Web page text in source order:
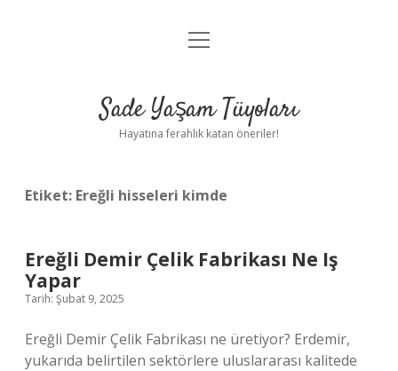
Anasayfa
Yasal Uyarı
menüyü
Sade Yaşam Tüyoları
Hayatına ferahlık katan öneriler!
Etiket: Ereğli hisseleri kimde
Ereğli Demir Çelik Fabrikası Ne Iş
Yapar
Tarih: Şubat 9, 2025
Ereğli Demir Çelik Fabrikası ne üretiyor? Erdemir,
yukarıda belirtilen sektörlere uluslararası kalitede